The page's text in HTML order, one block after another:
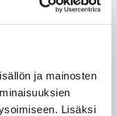
ja mainosten
Lisäksi
josta
ylös hakemaan
ei voinut olla
venyi kiekon
Kim Saarisen